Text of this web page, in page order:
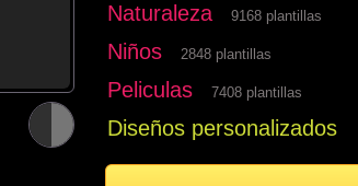
Naturaleza 9168 plantillas
Niños 2848 plantillas
Peliculas 7408 plantillas
Diseños personalizados